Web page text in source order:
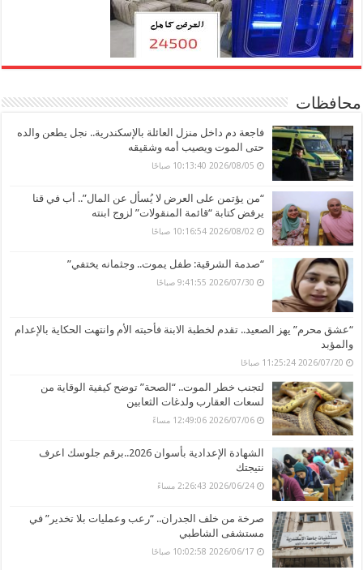
محافظات
فاجعة دم داخل منزل العائلة بالإسكندرية.. نجل يطعن والده
حتى الموت ويصيب أمه وشقيقه
2026/08/05 10:13:40 صباحًا
“من يؤتمن على العرض لا يُسأل عن المال”.. أب في قنا
يرفض كتابة “قائمة المنقولات” لزوج ابنته
2026/08/02 10:16:54 صباحًا
“صدمة الشرقية: طفل يموت.. وجثمانه يختفي”
2026/07/30 9:41:55 صباحًا
“عشق محرم” يهز الصعيد.. تقدم لخطبة الابنة فأحبته الأم وانتهت الحكاية بالإعدام
والمؤبد
2026/07/20 11:25:24 صباحًا
لتجنب خطر الموت.. “الصحة” توضح كيفية الوقاية من
لسعات العقارب ولدغات الثعابين
2026/07/06 12:49:06 مساءً
الشهادة الإعدادية بأسوان 2026..برقم جلوسك اعرف
نتيجتك
2026/06/24 2:26:43 مساءً
صرخة من خلف الجدران.. “رعب وعمليات بلا تخدير” في
مستشفى الشاطبي
2026/06/17 10:02:58 صباحًا